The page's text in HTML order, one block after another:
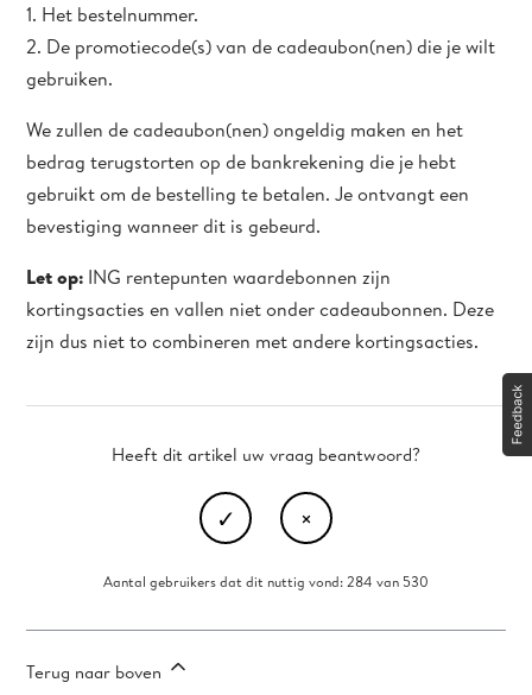
1. Het bestelnummer.
2. De promotiecode(s) van de cadeaubon(nen) die je wilt
gebruiken.
We zullen de cadeaubon(nen) ongeldig maken en het
bedrag terugstorten op de bankrekening die je hebt
gebruikt om de bestelling te betalen. Je ontvangt een
bevestiging wanneer dit is gebeurd.
Let op: ING rentepunten waardebonnen zijn
kortingsacties en vallen niet onder cadeaubonnen. Deze
zijn dus niet to combineren met andere kortingsacties.
Heeft dit artikel uw vraag beantwoord?
Aantal gebruikers dat dit nuttig vond: 284 van 530
Terug naar boven